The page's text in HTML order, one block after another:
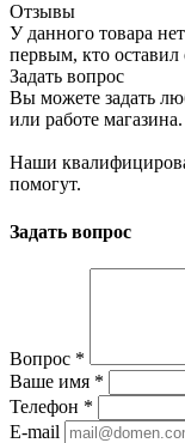
Отзывы
У данного товара
первым, кто оставил
Задать вопрос
Вы можете задать
или работе магазина.
Наши
помогут.
Задать вопрос
Вопрос *
Ваше имя *
Телефон *
E-mail